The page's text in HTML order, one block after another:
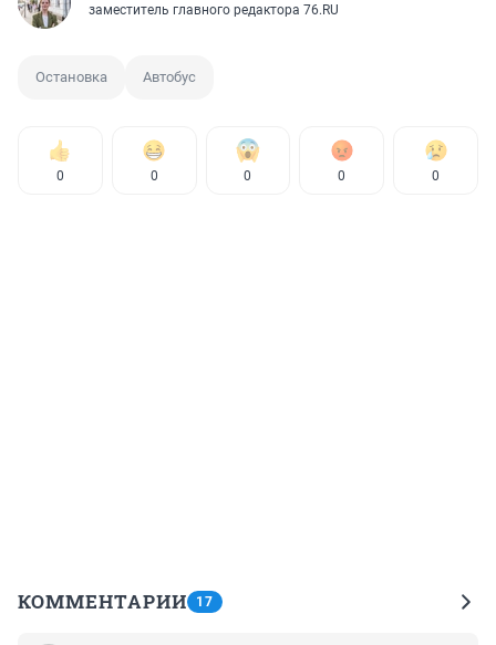
заместитель главного редактора 76.RU
Остановка Автобус
0 0 0 0 0
КОММЕНТАРИИ 17